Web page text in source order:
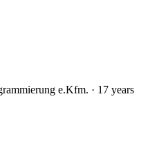
e.Kfm. · 17 years